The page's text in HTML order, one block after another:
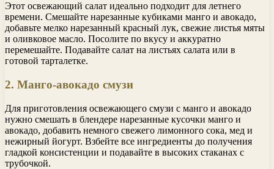
Этот освежающий салат идеально подходит для летнего
времени. Смешайте нарезанные кубиками манго и авокадо,
добавьте мелко нарезанный красный лук, свежие листья мяты
и оливковое масло. Посолите по вкусу и аккуратно
перемешайте. Подавайте салат на листьях салата или в
готовой тарталетке.
2. Манго-авокадо смузи
Для приготовления освежающего смузи с манго и авокадо
нужно смешать в блендере нарезанные кусочки манго и
авокадо, добавить немного свежего лимонного сока, мед и
нежирный йогурт. Взбейте все ингредиенты до получения
гладкой консистенции и подавайте в высоких стаканах с
трубочкой.